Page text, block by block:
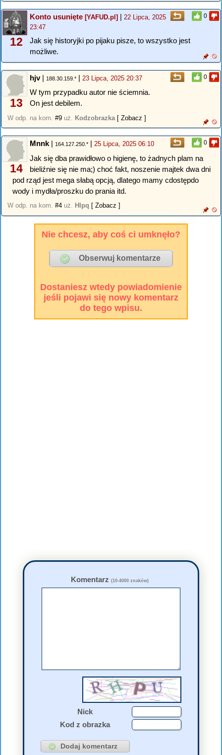
0
12
Konto usunięte [YAFUD.pl] | 22 Lipca, 2025
23:47
Jak się historyjki po pijaku pisze, to wszystko jest
możliwe.
0
13
hjv| 188.30.159.* | 23 Lipca, 2025 20:37
W tym przypadku autor nie ściemnia.
On jest debilem.
W odp. na kom. #9 uż. Kodzobrazka [ Zobacz ]
0
14
Mnnk | 164.127.250.* | 25 Lipca, 2025 06:10
Jak się dba prawidłowo o higienę, to żadnych plam na
bieliźnie się nie ma;) choć fakt, noszenie majtek dwa dni
pod rząd jest mega słabą opcją, dlatego mamy cdostępdo
wody i mydła/proszku do prania itd.
W odp. na kom. #4 uż. Hlpq [ Zobacz ]
Nie chcesz, aby coś ci umknęło?
Dostaniesz wtedy powiadomienie
jeśli pojawi się nowy komentarz
do tego wpisu.
Komentarz (10-4000 znaków)
Nick
Kod z obrazka